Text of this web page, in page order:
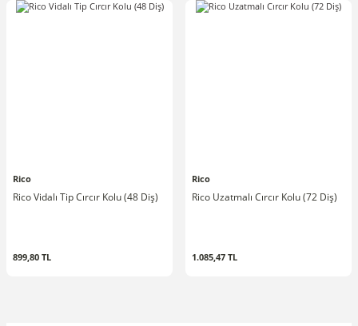
Rico
Rico Vidalı Tip Cırcır Kolu (48 Diş)
899,80 TL
Rico
Rico Uzatmalı Cırcır Kolu (72 Diş)
1.085,47 TL